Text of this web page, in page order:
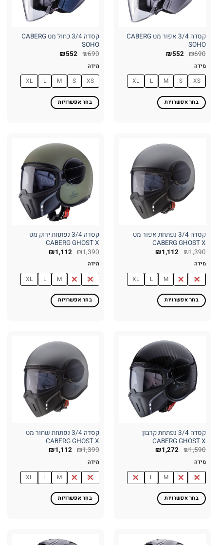
קסדה 3/4 אפור מט CABERG
SOHO
₪690
₪552
מידה
XS
S
M
L
XL
בחר אפשרויות
סוגים.
לבחור
האפשרויות
קסדה 3/4 כחול מט CABERG
SOHO
₪690
₪552
מידה
XS
S
M
L
XL
בחר אפשרויות
סוגים.
ניתן
לבחור
את
האפשרויות
בעמוד
קסדה 3/4 נפתחת אפור מט
CABERG GHOST X
₪1,390
₪1,112
מידה
XS
S
M
L
XL
בחר אפשרויות
סוגים.
ניתן
לבחור
האפשרויות
קסדה 3/4 נפתחת ירוק מט
CABERG GHOST X
₪1,390
₪1,112
מידה
XS
S
M
L
XL
בחר אפשרויות
סוגים.
לבחור
האפשרויות
קסדה 3/4 נפתחת קרבון
CABERG GHOST X
₪1,590
₪1,272
מידה
XS
S
M
L
XL
בחר אפשרויות
קסדה 3/4 נפתחת שחור מט
CABERG GHOST X
₪1,390
₪1,112
מידה
XS
S
M
L
XL
בחר אפשרויות